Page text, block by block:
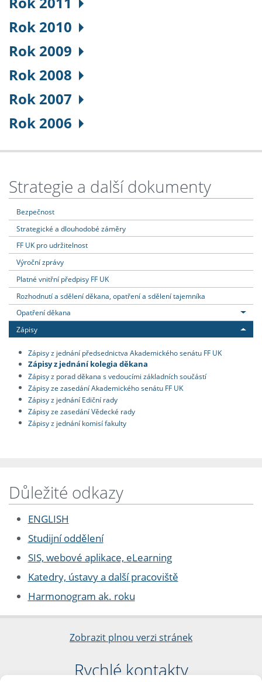
Rok 2010
Rok 2009
Rok 2008
Rok 2007
Rok 2006
Strategie a další dokumenty
Bezpečnost
Strategické a dlouhodobé záměry
FF UK pro udržitelnost
Výroční zprávy
Platné vnitřní předpisy FF UK
Rozhodnutí a sdělení děkana, opatření a sdělení tajemníka
Opatření děkana
Zápisy
Zápisy z jednání předsednictva Akademického senátu FF UK
Zápisy z jednání kolegia děkana
Zápisy z porad děkana s vedoucími základních součástí
Zápisy ze zasedání Akademického senátu FF UK
Zápisy z jednání Ediční rady
Zápisy ze zasedání Vědecké rady
Zápisy z jednání komisí fakulty
Důležité odkazy
ENGLISH
Studijní oddělení
SIS, webové aplikace, eLearning
Katedry, ústavy a další pracoviště
Harmonogram ak. roku
Zobrazit plnou verzi stránek
Rychlé kontakty